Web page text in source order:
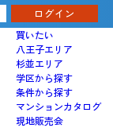
買いたい
八王子エリア
杉並エリア
学区から探す
条件から探す
マンションカタログ
現地販売会
ログイン